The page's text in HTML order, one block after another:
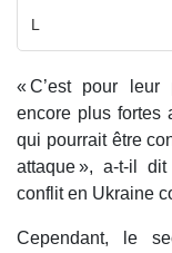
L
« C’est pour leur
encore plus fortes
qui pourrait être
attaque », a-t-il
conflit en Ukraine
Cependant, le